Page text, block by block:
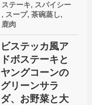
ステーキ, スパイシー
, スープ, 茶碗蒸し,
鹿肉
ビステッカ風ア
ドボステーキと
ヤングコーンの
グリーンサラ
ダ、お野菜と大